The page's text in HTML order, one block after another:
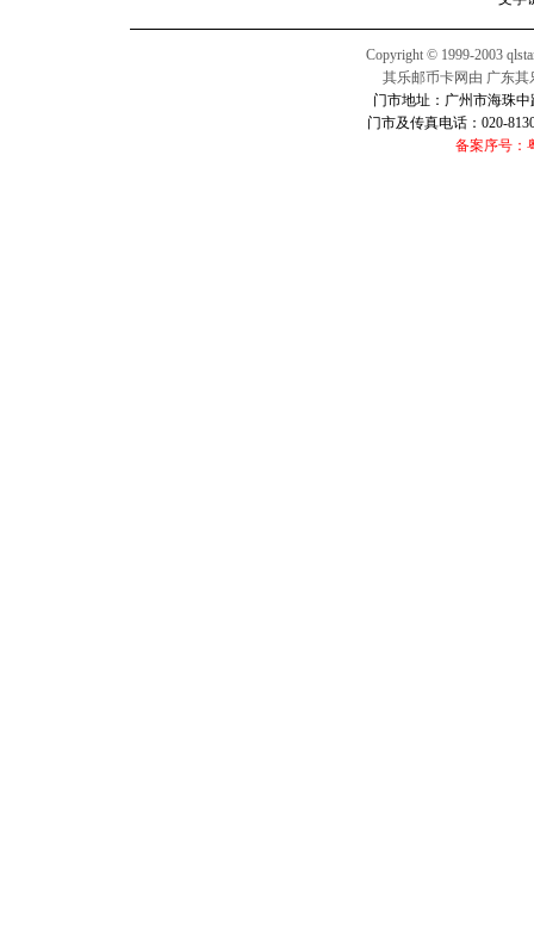
Copyright © 1999-2003
其乐邮币卡网由 广东
门市地址：广州市海珠
门市及传真电话：020-
备案序号：